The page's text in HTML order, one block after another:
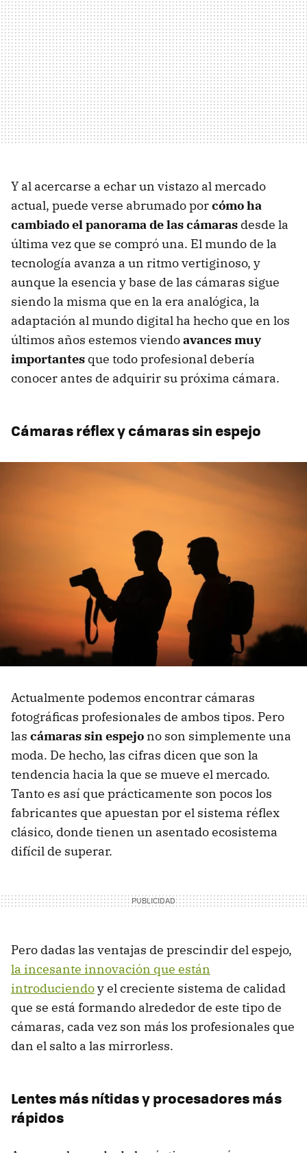
Y al acercarse a echar un vistazo al mercado
actual, puede verse abrumado porcómo ha
cambiado el panorama de las cámaras desde la
última vez que se compró una. El mundo de la
tecnología avanza a un ritmo vertiginoso, y
aunque la esencia y base de las cámaras sigue
siendo la misma que en la era analógica, la
adaptación al mundo digital ha hecho que en los
últimos años estemos viendoavances muy
importantes que todo profesional debería
conocer antes de adquirir su próxima cámara.
Cámaras réflex y cámaras sin espejo
Actualmente podemos encontrar cámaras
fotográficas profesionales de ambos tipos. Pero
las cámaras sin espejo no son simplemente una
moda. De hecho, las cifras dicen que son la
tendencia hacia la que se mueve el mercado.
Tanto es así que prácticamente son pocos los
fabricantes que apuestan por el sistema réflex
clásico, donde tienen un asentado ecosistema
difícil de superar.
Pero dadas las ventajas de prescindir del espejo,
la incesante innovación que están
introduciendoy el creciente sistema de calidad
que se está formando alrededor de este tipo de
cámaras, cada vez son más los profesionales que
dan el salto a las mirrorless.
Lentes más nítidas y procesadores más
rápidos